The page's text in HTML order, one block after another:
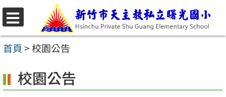
跳
至
主
內
容
選
單
首頁>校園公告
校園公告